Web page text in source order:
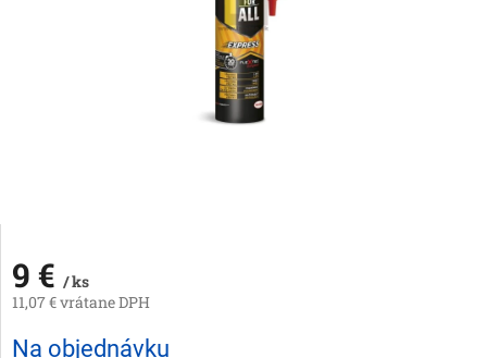
9 € / ks
11,07 € vrátane DPH
Jednotková
Na objednávku